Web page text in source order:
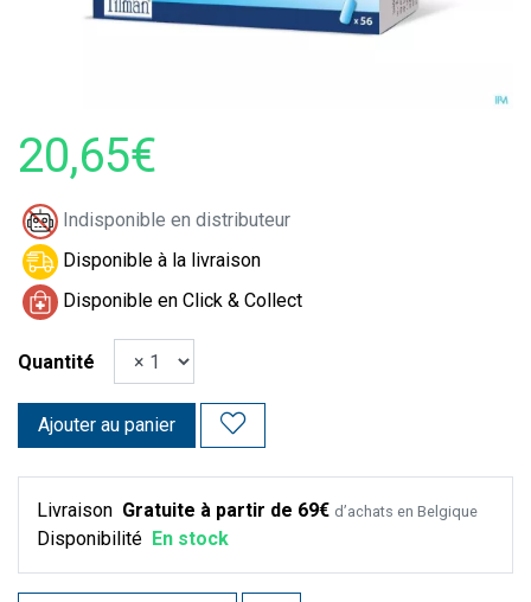
20,65€
Indisponible en distributeur
Disponible à la livraison
Disponible en Click & Collect
Quantité
Ajouter au panier
Livraison Gratuite à partir de 69€ d’achats en Belgique
Disponibilité En stock